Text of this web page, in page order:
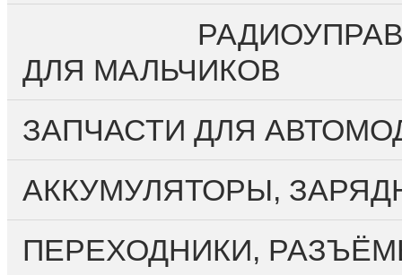
Контакты
ДЛЯ МАЛЬЧИКОВ
ЗАПЧАСТИ ДЛЯ
АККУМУЛЯТОРЫ,
ПЕРЕХОДНИКИ,